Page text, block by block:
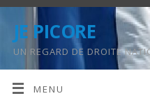
JE PICORE
UN REGARD DE DROITE
MENU